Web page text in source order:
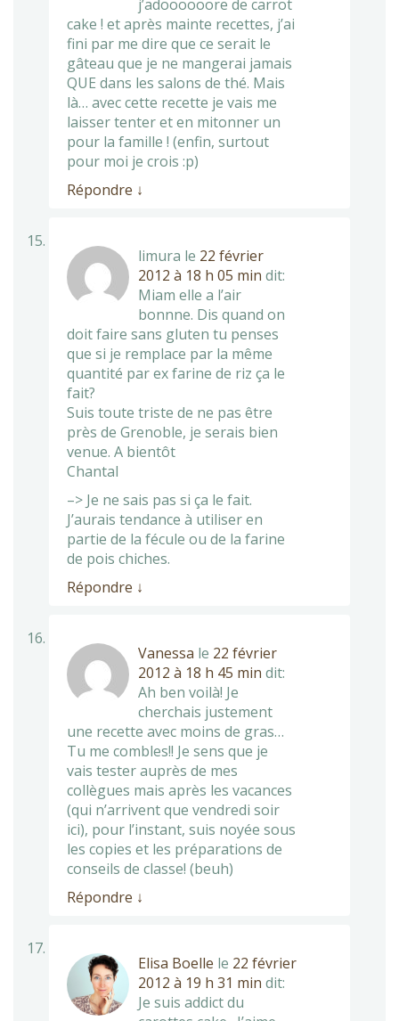
j’adoooooore de carrot
cake ! et après mainte recettes, j’ai
fini par me dire que ce serait le
gâteau que je ne mangerai jamais
QUE dans les salons de thé. Mais
là… avec cette recette je vais me
laisser tenter et en mitonner un
pour la famille ! (enfin, surtout
pour moi je crois :p)
Répondre ↓
limura le 22 février
2012 à 18 h 05 min dit:
Miam elle a l’air
bonnne. Dis quand on
doit faire sans gluten tu penses
que si je remplace par la même
quantité par ex farine de riz ça le
fait?
Suis toute triste de ne pas être
près de Grenoble, je serais bien
venue. A bientôt
Chantal
–> Je ne sais pas si ça le fait.
J’aurais tendance à utiliser en
partie de la fécule ou de la farine
de pois chiches.
Répondre ↓
Vanessa le 22 février
2012 à 18 h 45 min dit:
Ah ben voilà! Je
cherchais justement
une recette avec moins de gras…
Tu me combles!! Je sens que je
vais tester auprès de mes
collègues mais après les vacances
(qui n’arrivent que vendredi soir
ici), pour l’instant, suis noyée sous
les copies et les préparations de
conseils de classe! (beuh)
Répondre ↓
Elisa Boelle le 22 février
2012 à 19 h 31 min dit:
Je suis addict du